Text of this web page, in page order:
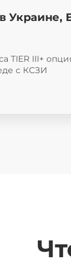
Украине,
TIER III+
с КСЗИ